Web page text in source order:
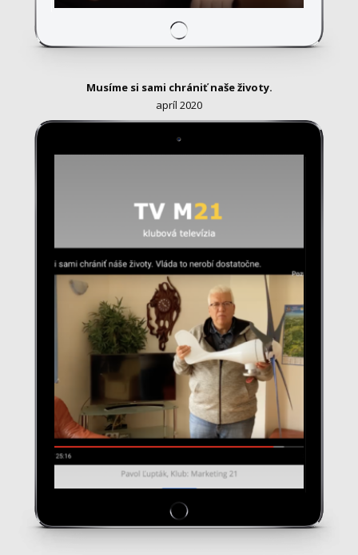
Musíme si sami chrániť naše životy.
apríl 2020